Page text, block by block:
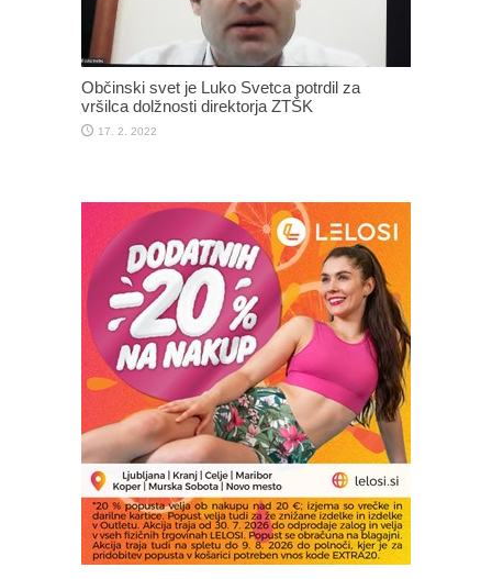
Občinski svet je Luko Svetca potrdil za
vršilca dolžnosti direktorja ZTŠK
17. 2. 2022